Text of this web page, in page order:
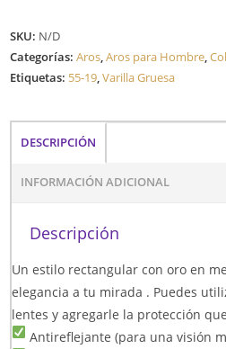
SKU: N/D
Categorías:Aros,Aros para Hombre,
Etiquetas: 55-19,Varilla Gruesa
DESCRIPCIÓN
INFORMACIÓN ADICIONAL
Descripción
Un estilo rectangular con oro en
elegancia a tu mirada . Puedes
lentes y agregarle la protección
Antireflejante (para una visión